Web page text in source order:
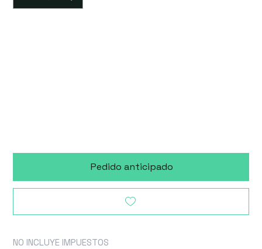
Pedido anticipado
NO INCLUYE IMPUESTOS